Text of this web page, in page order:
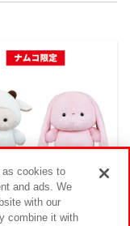
月13日～登場
as cookies to
and ads. We
with our
combine it with